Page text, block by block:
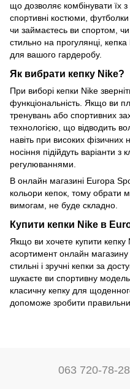
що дозволяє комбінувати їх
спортивні костюми,
чи займаєтесь ви спортом,
стильно на прогулянці,
для вашого гардеробу.
Як вибрати кепку Nike?
При виборі кепки Nike
функціональність. Якщо ви
тренувань або спортивних
технологією, що відводить
навіть при високих
носіння підійдуть варіанти
регулюваннями.
В онлайн магазині Europa
кольори кепок, тому обрати
вимогам, не буде складно.
Купити кепки Nike в
Якщо ви хочете купити кепку
асортимент онлайн
стильні і зручні кепки за
шукаєте ви спортивну
класичну кепку для
допоможе зробити
063 720-78-28